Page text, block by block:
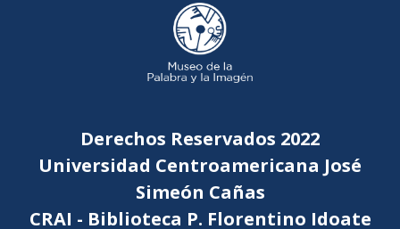
Derechos Reservados 2022
Universidad Centroamericana José
Simeón Cañas
CRAI - Biblioteca P. Florentino Idoate